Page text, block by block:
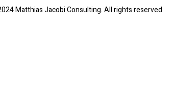
Matthias Jacobi Consulting. All rights reserved